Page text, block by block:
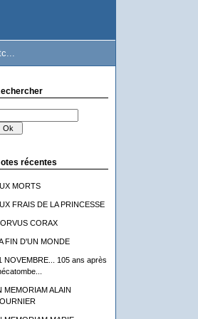
récentes
MORTS
FRAIS DE LA PRINCESSE
CORAX
FIN D'UN MONDE
NOVEMBRE... 105 ans après
MEMORIAM ALAIN